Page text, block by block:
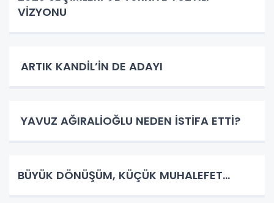
VİZYONU
ARTIK KANDİL’İN DE ADAYI
YAVUZ AĞIRALİOĞLU NEDEN İSTİFA ETTİ?
BÜYÜK DÖNÜŞÜM, KÜÇÜK MUHALEFET…